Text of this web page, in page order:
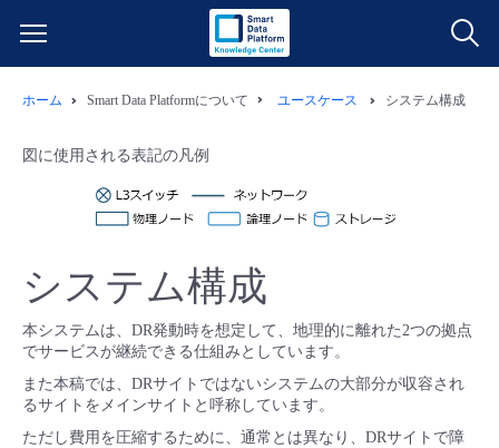
ネットワーク
IoT
モニタリング/監査
クラウド/サーバー
ネットワーク
IoT
料金シミュレーター
データ利活用
クラウド/サーバー
ご利用開始ガイド
■ 管理機能
- 管理機能
- バックアップ
故障/メンテナンス情報
ホーム Smart Data Platformについて ユースケース システム構成
図に使用される表記の凡例
システム構成
本システムは、DR発動時を想定して、地理的に離れた2つの拠点
でサービスが継続できる仕組みとしています。
また本稿では、DRサイトではないシステムの大部分が収容され
るサイトをメインサイトと呼称しています。
ただし費用を圧縮するために、通常とは異なり、DRサイトで障